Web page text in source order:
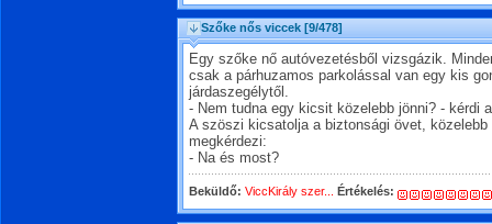
Szőke nős viccek [9/478]
Egy szőke nő autóvezetésből vizsgázik.
csak a párhuzamos parkolással van egy kis
járdaszegélytől.
- Nem tudna egy kicsit közelebb jönni? - kérdi
A szöszi kicsatolja a biztonsági övet,
megkérdezi:
- Na és most?
Beküldő: ViccKirály szer... Értékelés: